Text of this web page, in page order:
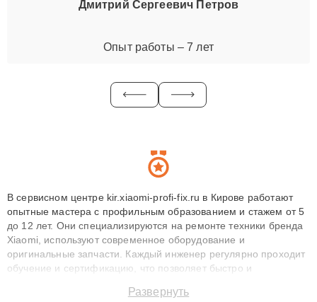
Дмитрий Сергеевич Петров
Опыт работы – 7 лет
В сервисном центре kir.xiaomi-profi-fix.ru в Кирове работают
опытные мастера с профильным образованием и стажем от 5
до 12 лет. Они специализируются на ремонте техники бренда
Xiaomi, используют современное оборудование и
оригинальные запчасти. Каждый инженер регулярно проходит
обучение и сертификацию, что позволяет быстро и
сохранением гарантии до 3 лет. Наши мастера решают
Развернуть